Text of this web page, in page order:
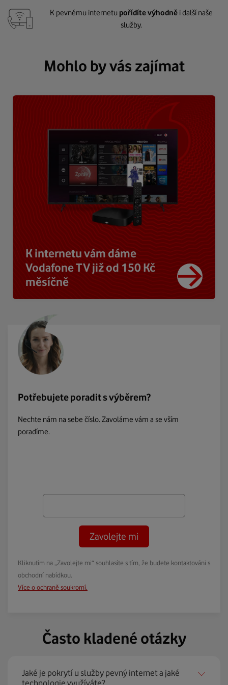
K pevnému internetu pořídíte výhodně i další naše
služby.
Mohlo by vás zajímat
K internetu vám dáme
Vodafone TV již od 150 Kč
měsíčně
Potřebujete poradit s výběrem?
Nechte nám na sebe číslo. Zavoláme vám a se vším
poradíme.
Zavolejte mi
Kliknutím na „Zavolejte mi“ souhlasíte s tím, že budete kontaktováni s
obchodní nabídkou.
Více o ochraně soukromí.
Často kladené otázky
Jaké je pokrytí u služby pevný internet a jaké
technologie využíváte?